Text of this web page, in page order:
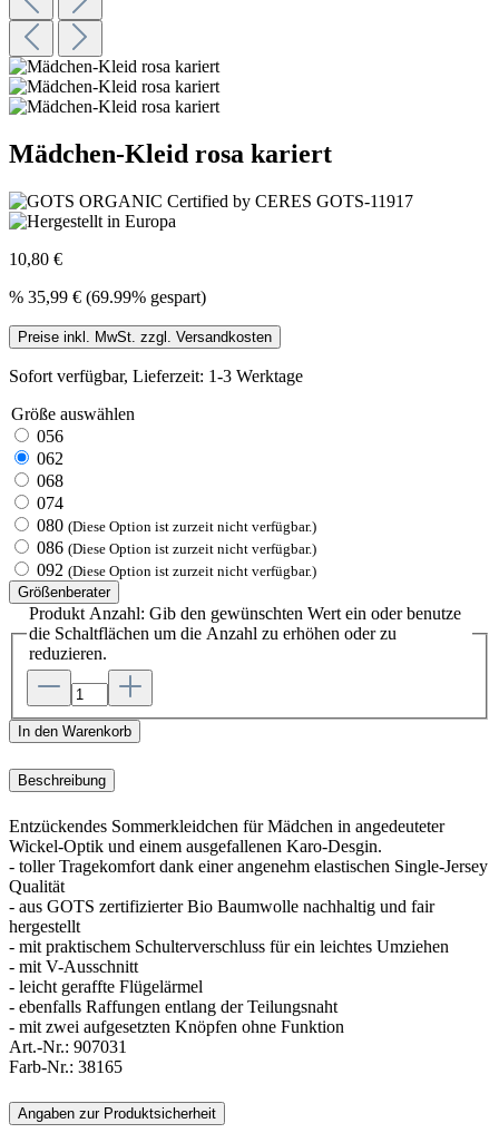
Mädchen-Kleid rosa kariert
10,80 €
% 35,99 € (69.99% gespart)
Preise inkl. MwSt. zzgl. Versandkosten
Sofort verfügbar, Lieferzeit: 1-3 Werktage
Größe auswählen
056
062
068
074
080 (Diese Option ist zurzeit nicht verfügbar.)
086 (Diese Option ist zurzeit nicht verfügbar.)
092 (Diese Option ist zurzeit nicht verfügbar.)
Größenberater
Produkt Anzahl: Gib den gewünschten Wert ein oder benutze
die Schaltflächen um die Anzahl zu erhöhen oder zu
reduzieren.
In den Warenkorb
Beschreibung
Entzückendes Sommerkleidchen für Mädchen in angedeuteter
Wickel-Optik und einem ausgefallenen Karo-Desgin.
- toller Tragekomfort dank einer angenehm elastischen Single-Jersey
Qualität
- aus GOTS zertifizierter Bio Baumwolle nachhaltig und fair
hergestellt
- mit praktischem Schulterverschluss für ein leichtes Umziehen
- mit V-Ausschnitt
- leicht geraffte Flügelärmel
- ebenfalls Raffungen entlang der Teilungsnaht
- mit zwei aufgesetzten Knöpfen ohne Funktion
Art.-Nr.: 907031
Farb-Nr.: 38165
Angaben zur Produktsicherheit